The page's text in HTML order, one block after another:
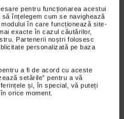
pentru funcționarea acestui
înțelegem cum se navighează
în care funcționează site-
exacte în cazul căutărilor,
Partenerii noștri folosesc
personalizată pe baza
a fi de acord cu aceste
setările” pentru a vă
și, în special, vă puteți
orice moment.
de fiecare utilizare.
corecta.
sale.
neabraziv.
a suprafetelor.
sau detergenti agresivi.